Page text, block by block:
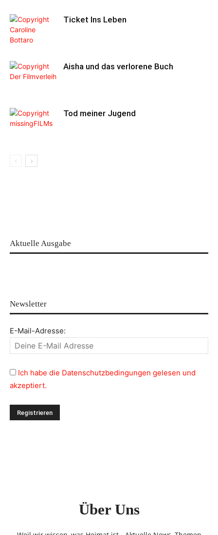
Ticket Ins Leben
Aisha und das verlorene Buch
Tod meiner Jugend
Aktuelle Ausgabe
Newsletter
E-Mail-Adresse:
Ich habe die Datenschutzbedingungen gelesen und
akzeptiert.
Über Uns